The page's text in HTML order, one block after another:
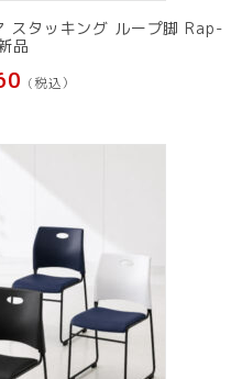
スタッキング ループ脚 Rap-
品
(税込）